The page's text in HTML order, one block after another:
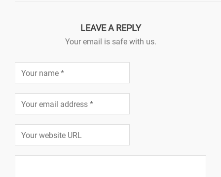
LEAVE A REPLY
Your email is safe with us.